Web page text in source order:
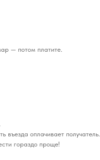
— потом платите.
оплачивает получатель.
гораздо проще!